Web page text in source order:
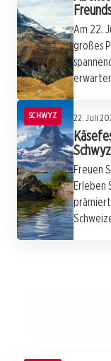
Am 22.
großes
SCHWYZ 22. Juli
Freuen
Erleben
22. Juli 2026
Neues
soziale
22. Juli 2026